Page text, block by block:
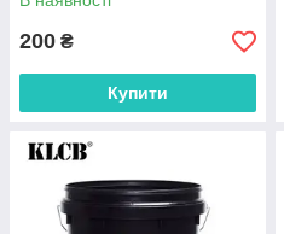
200 ₴
Купити